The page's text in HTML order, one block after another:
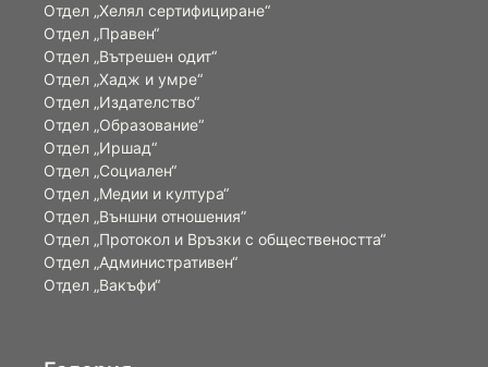
Отдел „Хелял сертифициране“
Отдел „Правен“
Отдел „Вътрешен одит“
Отдел „Хадж и умре“
Отдел „Издателство“
Отдел „Образование“
Отдел „Иршад“
Отдел „Социален“
Отдел „Медии и култура“
Отдел „Външни отношения”
Oтдел „Протокол и Връзки с обществеността“
Отдел „Административен“
Отдел „Вакъфи“